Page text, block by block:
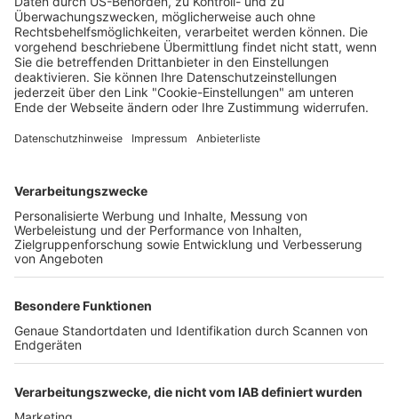
Sven Meyer 24.01.2025
Freiburger Wochenbericht
Der Wochenbericht
wurde zum 31. Juli 2026
eingestellt.